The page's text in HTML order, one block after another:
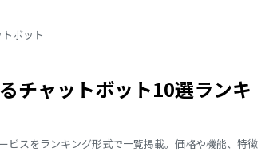
ボット
チャットボット10選ランキ
ビスをランキング形式で一覧掲載。価格や機能、特徴